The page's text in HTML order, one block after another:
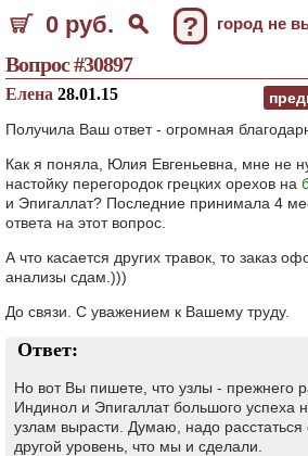
0 руб. ? город не
Вопрос #30897
Елена 28.01.15
Получила Ваш ответ - огромная
Как я поняла, Юлия Евгеньевна, мне не
настойку перегородок грецких орехов на
и Эпигаллат? Последние принимала 4
ответа на этот вопрос.
А что касается других травок, то заказ
анализы сдам.)))
До связи. С уважением к Вашему труду.
Ответ:
Но вот Вы пишете, что узлы - прежнего
Индинол и Эпигаллат большого успеха
узлам вырасти. Думаю, надо
другой уровень, что мы и сделали.